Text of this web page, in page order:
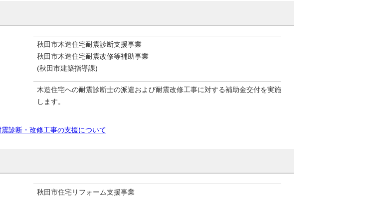
秋田市木造住宅耐震診断支援事業
秋田市木造住宅耐震改修等補助事業
(秋田市建築指導課)
木造住宅への耐震診断士の派遣および耐震改修工事に対する補助金交付を実施
します。
診断・改修工事の支援について
秋田市住宅リフォーム支援事業